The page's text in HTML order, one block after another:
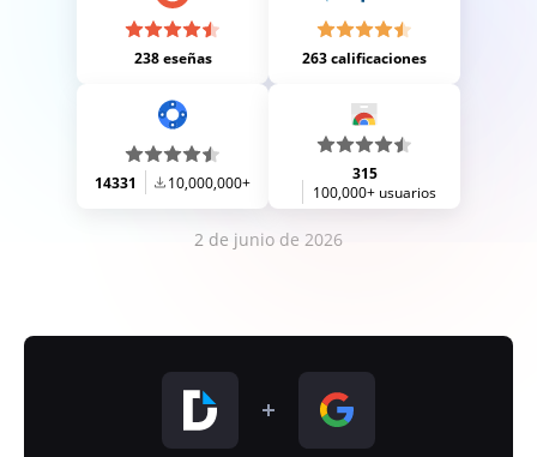
238 eseñas 263 calificaciones
14331 10,000,000+
315
100,000+ usuarios
2 de junio de 2026